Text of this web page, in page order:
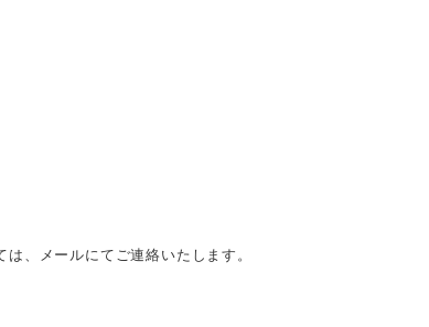
、メールにてご連絡いたします。